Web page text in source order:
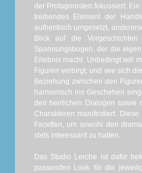
der Protagonisten fokussiert.
treibendes Element der
authentisch umgesetzt,
Blick auf die
Spannungsbogen, der die
Erlebnis macht. Unbedingt will
Figuren verbirgt, und wie sich
Beziehung zwischen den
harmonisch ins Geschehen
den herrlichen Dialogen sowie
Charakteren manifestiert.
Facetten, um sowohl den
stets interessant zu halten.
Das Studio Lerche ist dafür
passenden Look für die